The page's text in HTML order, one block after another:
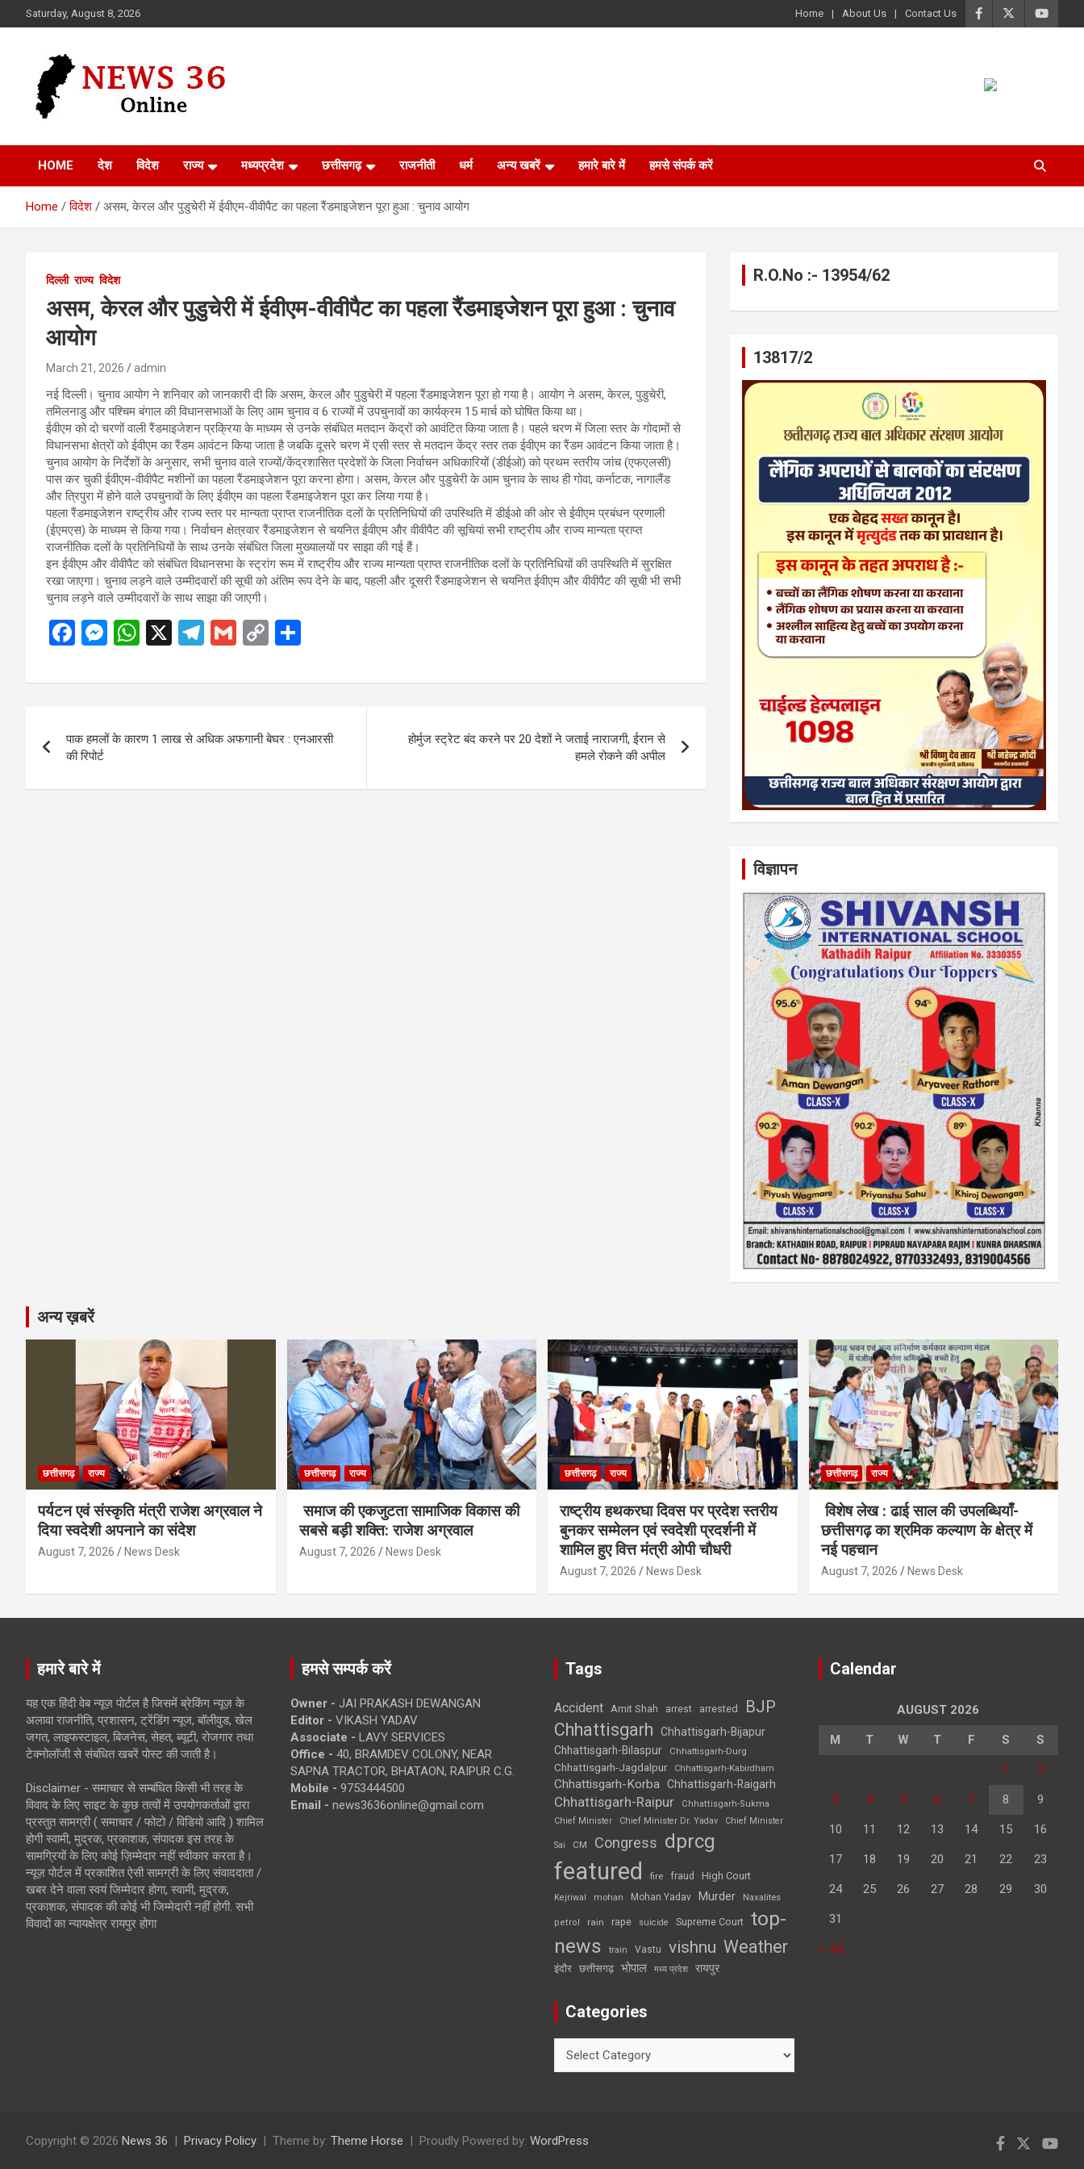
to
Saturday, August 8, 2026 Home About Us Contact Us
News 36
HOME देश विदेश राज्य मध्यप्रदेश छत्तीसगढ़ राजनीती धर्म अन्य खबरें हमारे बारे में हमसे संपर्क करें
Home विदेश असम, केरल और पुडुचेरी में ईवीएम-वीवीपैट का पहला रैंडमाइजेशन पूरा हुआ : चुनाव आयोग
दिल्ली राज्य विदेश
असम, केरल और पुडुचेरी में ईवीएम-वीवीपैट का पहला रैंडमाइजेशन पूरा हुआ : चुनाव
आयोग
March 21, 2026 admin
नई दिल्ली। चुनाव आयोग ने शनिवार को जानकारी दी कि असम, केरल और पुडुचेरी में पहला रैंडमाइजेशन पूरा हो गया है। आयोग ने असम, केरल, पुडुचेरी,
तमिलनाडु और पश्चिम बंगाल की विधानसभाओं के लिए आम चुनाव व 6 राज्यों में उपचुनावों का कार्यक्रम 15 मार्च को घोषित किया था।
ईवीएम को दो चरणों वाली रैंडमाइजेशन प्रक्रिया के माध्यम से उनके संबंधित मतदान केंद्रों को आवंटित किया जाता है। पहले चरण में जिला स्तर के गोदामों से
विधानसभा क्षेत्रों को ईवीएम का रैंडम आवंटन किया जाता है जबकि दूसरे चरण में एसी स्तर से मतदान केंद्र स्तर तक ईवीएम का रैंडम आवंटन किया जाता है।
चुनाव आयोग के निर्देशों के अनुसार, सभी चुनाव वाले राज्यों/केंद्रशासित प्रदेशों के जिला निर्वाचन अधिकारियों (डीईओ) को प्रथम स्तरीय जांच (एफएलसी)
पास कर चुकी ईवीएम-वीवीपैट मशीनों का पहला रैंडमाइजेशन पूरा करना होगा। असम, केरल और पुडुचेरी के आम चुनाव के साथ ही गोवा, कर्नाटक, नागालैंड
और त्रिपुरा में होने वाले उपचुनावों के लिए ईवीएम का पहला रैंडमाइजेशन पूरा कर लिया गया है।
पहला रैंडमाइजेशन राष्ट्रीय और राज्य स्तर पर मान्यता प्राप्त राजनीतिक दलों के प्रतिनिधियों की उपस्थिति में डीईओ की ओर से ईवीएम प्रबंधन प्रणाली
(ईएमएस) के माध्यम से किया गया। निर्वाचन क्षेत्रवार रैंडमाइजेशन से चयनित ईवीएम और वीवीपैट की सूचियां सभी राष्ट्रीय और राज्य मान्यता प्राप्त
राजनीतिक दलों के प्रतिनिधियों के साथ उनके संबंधित जिला मुख्यालयों पर साझा की गई हैं।
इन ईवीएम और वीवीपैट को संबंधित विधानसभा के स्ट्रांग रूम में राष्ट्रीय और राज्य मान्यता प्राप्त राजनीतिक दलों के प्रतिनिधियों की उपस्थिति में सुरक्षित
रखा जाएगा। चुनाव लड़ने वाले उम्मीदवारों की सूची को अंतिम रूप देने के बाद, पहली और दूसरी रैंडमाइजेशन से चयनित ईवीएम और वीवीपैट की सूची भी सभी
चुनाव लड़ने वाले उम्मीदवारों के साथ साझा की जाएगी।
F
ce
o
o
k
M
se
g
W
at
A
p
X
T
e
a
G
ail
C
py
n
ar
navigation
पाक हमलों के कारण 1 लाख से अधिक अफगानी बेघर : एनआरसी
की रिपोर्ट
होर्मुज स्ट्रेट बंद करने पर 20 देशों ने जताई नाराजगी, ईरान से
हमले रोकने की अपील
R.O.No :- 13954/62
13817/2
विज्ञापन
अन्य ख़बरें
छत्तीसगढ़ राज्य
पर्यटन एवं संस्कृति मंत्री राजेश अग्रवाल ने
दिया स्वदेशी अपनाने का संदेश
August 7, 2026 News Desk
छत्तीसगढ़ राज्य
समाज की एकजुटता सामाजिक विकास की
सबसे बड़ी शक्ति: राजेश अग्रवाल
August 7, 2026 News Desk
छत्तीसगढ़ राज्य
राष्ट्रीय हथकरघा दिवस पर प्रदेश स्तरीय
बुनकर सम्मेलन एवं स्वदेशी प्रदर्शनी में
शामिल हुए वित्त मंत्री ओपी चौधरी
August 7, 2026 News Desk
छत्तीसगढ़ राज्य
विशेष लेख : ढाई साल की उपलब्धियाँ-
छत्तीसगढ़ का श्रमिक कल्याण के क्षेत्र में
नई पहचान
August 7, 2026 News Desk
हमारे बारे में
यह एक हिंदी वेब न्यूज़ पोर्टल है जिसमें ब्रेकिंग न्यूज़ के
अलावा राजनीति, प्रशासन, ट्रेंडिंग न्यूज, बॉलीवुड, खेल
जगत, लाइफस्टाइल, बिजनेस, सेहत, ब्यूटी, रोजगार तथा
टेक्नोलॉजी से संबंधित खबरें पोस्ट की जाती है।
Disclaimer - समाचार से सम्बंधित किसी भी तरह के
विवाद के लिए साइट के कुछ तत्वों में उपयोगकर्ताओं द्वारा
प्रस्तुत सामग्री ( समाचार / फोटो / विडियो आदि ) शामिल
होगी स्वामी, मुद्रक, प्रकाशक, संपादक इस तरह के
सामग्रियों के लिए कोई ज़िम्मेदार नहीं स्वीकार करता है।
न्यूज़ पोर्टल में प्रकाशित ऐसी सामग्री के लिए संवाददाता /
खबर देने वाला स्वयं जिम्मेदार होगा, स्वामी, मुद्रक,
प्रकाशक, संपादक की कोई भी जिम्मेदारी नहीं होगी. सभी
विवादों का न्यायक्षेत्र रायपुर होगा
हमसे सम्पर्क करें
Owner - JAI PRAKASH DEWANGAN
Editor - VIKASH YADAV
Associate - LAVY SERVICES
Office - 40, BRAMDEV COLONY, NEAR
SAPNA TRACTOR, BHATAON, RAIPUR C.G.
Mobile - 9753444500
Email - news3636online@gmail.com
Tags
Accident Amit Shah arrest arrested BJP
Chhattisgarh
Chhattisgarh-Bijapur
Chhattisgarh-Bilaspur
Chhattisgarh-Durg
Chhattisgarh-Jagdalpur Chhattisgarh-Kabirdham
Chhattisgarh-Korba Chhattisgarh-Raigarh
Chhattisgarh-Raipur
Chhattisgarh-Sukma
Chief Minister
Chief Minister Dr. Yadav Chief Minister
Sai CM Congress dprcg
featured fire fraud High Court
Kejriwal mohan Mohan Yadav Murder Naxalites
petrol rain rape suicide Supreme Court top-
news
train Vastu vishnu Weather
इंदौर छत्तीसगढ़ भोपाल मध्य प्रदेश रायपुर
Categories
Calendar
AUGUST 2026
M T W T F S S
1 2
3 4 5 6 7 8 9
10 11 12 13 14 15 16
17 18 19 20 21 22 23
24 25 26 27 28 29 30
31
« Jul
Copyright © 2026 News 36 Privacy Policy Theme by: Theme Horse Proudly Powered by: WordPress